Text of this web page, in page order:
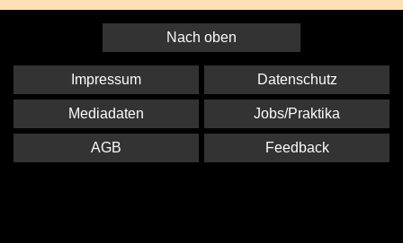
Nach oben
Impressum Datenschutz
Mediadaten Jobs/Praktika
AGB Feedback